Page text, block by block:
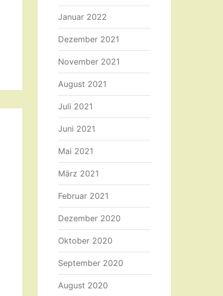
Januar 2022
Dezember 2021
November 2021
August 2021
Juli 2021
Juni 2021
Mai 2021
März 2021
Februar 2021
Dezember 2020
Oktober 2020
September 2020
August 2020